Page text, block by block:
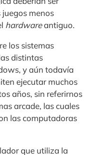
juegos menos
hardwareantiguo.
los sistemas
distintas
y aún todavía
ejecutar muchos
años, sin referirnos
arcade, las cuales
las computadoras
que utiliza la